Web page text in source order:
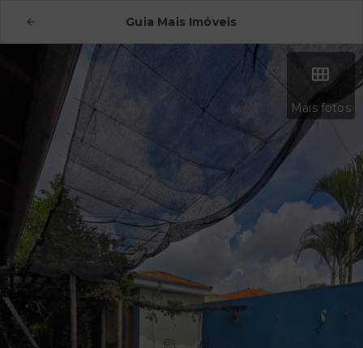
Guia Mais Imóveis
Mais fotos